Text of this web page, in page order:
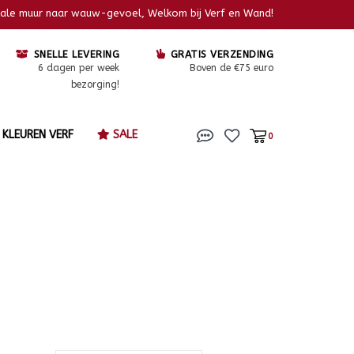
muur naar wauw-gevoel, Welkom bij Verf en Wand!
SNELLE LEVERING
6 dagen per week
bezorging!
GRATIS VERZENDING
Boven de €75 euro
KLEUREN VERF SALE 0